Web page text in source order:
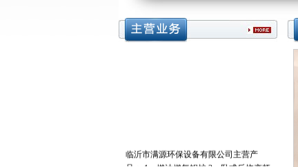
品： 1、燃油燃气锅炉 2、卧式反烧变频